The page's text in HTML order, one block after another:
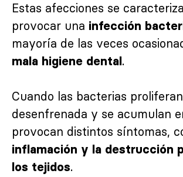
Estas afecciones se
provocar una infección
mayoría de las veces
mala higiene dental.
Cuando las bacterias
desenfrenada y se acumulan
provocan distintos síntomas,
inflamación y la destrucción
los tejidos.